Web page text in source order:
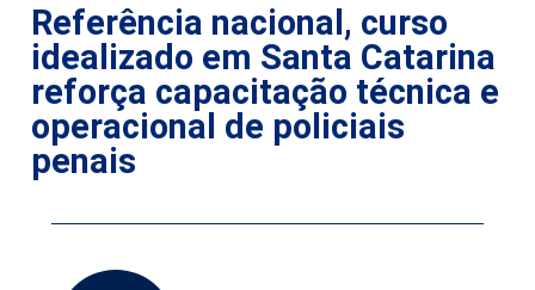
Referência nacional, curso
idealizado em Santa Catarina
reforça capacitação técnica e
operacional de policiais
penais